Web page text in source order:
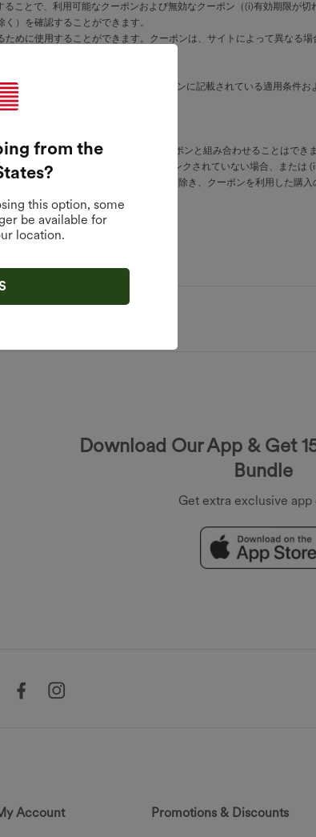
ことで、利用可能なクーポンおよび無効なクーポン（(i)有効期限が切
）を確認することができます。
めに使用することができます。クーポンは、サイトによって異なる場
することができます（ただし、クーポンに記載されている適用条件お
」、または同じ注文に関して他のクーポンと組み合わせることはできま
のHalara・ユーザー・アカウントにリンクされていない場合、または
され、お客様には返却されません）を除き、クーポンを利用した購入
場合があります。
Download Our App & Get
Bundle
Get extra exclusive app
Account Promotions & Discounts
from the
?
this option, some
be available for
location.